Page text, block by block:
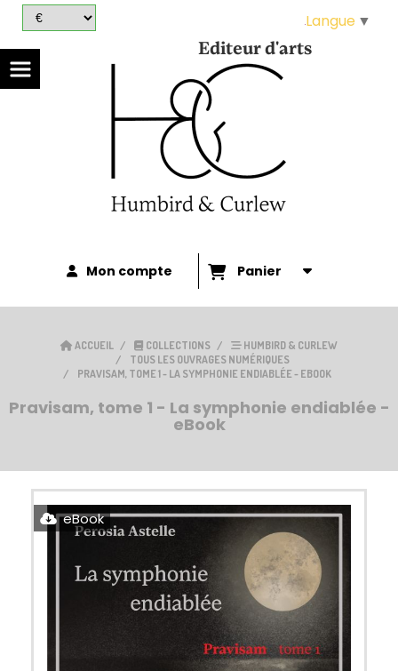
Editeur d'arts
Mon compte Panier
ACCUEIL COLLECTIONS
HUMBIRD & CURLEW
TOUS LES OUVRAGES NUMÉRIQUES
PRAVISAM, TOME 1 - LA SYMPHONIE ENDIABLÉE - EBOOK
Pravisam, tome 1 - La symphonie endiablée -
eBook
eBook
Langue ▼
Panneau de gestion des cookies